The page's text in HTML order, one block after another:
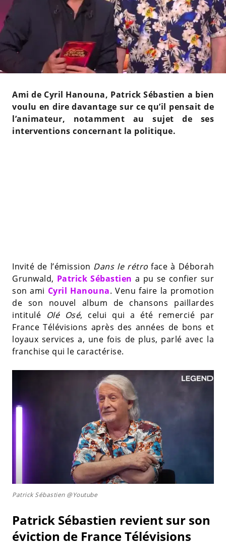
Ami de Cyril Hanouna, Patrick Sébastien a bien
voulu en dire davantage sur ce qu’il pensait de
l’animateur, notamment au sujet de ses
interventions concernant la politique.
Invité de l’émission Dans le rétro face à Déborah
Grunwald, Patrick Sébastien a pu se confier sur
son ami Cyril Hanouna. Venu faire la promotion
de son nouvel album de chansons paillardes
intitulé Olé Osé, celui qui a été remercié par
France Télévisions après des années de bons et
loyaux services a, une fois de plus, parlé avec la
franchise qui le caractérise.
Patrick Sébastien @Youtube
Patrick Sébastien revient sur son
éviction de France Télévisions